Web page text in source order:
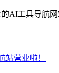
AI工具导航网
站营业啦！